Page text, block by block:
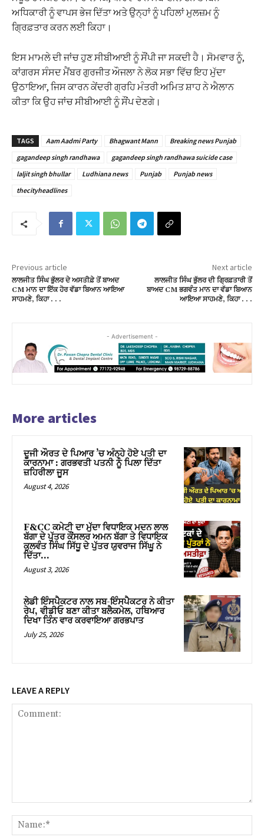
ਅਧਿਕਾਰੀ ਨੂੰ ਵਾਪਸ ਭੇਜ ਦਿੱਤਾ ਅਤੇ ਉਨ੍ਹਾਂ ਨੂੰ ਪਹਿਲਾਂ ਮੁਲਜ਼ਮ ਨੂੰ
ਗ੍ਰਿਫ਼ਤਾਰ ਕਰਨ ਲਈ ਕਿਹਾ।
ਇਸ ਮਾਮਲੇ ਦੀ ਜਾਂਚ ਹੁਣ ਸੀਬੀਆਈ ਨੂੰ ਸੌਂਪੀ ਜਾ ਸਕਦੀ ਹੈ। ਸੋਮਵਾਰ ਨੂੰ,
ਕਾਂਗਰਸ ਸੰਸਦ ਮੈਂਬਰ ਗੁਰਜੀਤ ਔਜਲਾ ਨੇ ਲੋਕ ਸਭਾ ਵਿੱਚ ਇਹ ਮੁੱਦਾ
ਉਠਾਇਆ, ਜਿਸ ਕਾਰਨ ਕੇਂਦਰੀ ਗ੍ਰਹਿ ਮੰਤਰੀ ਅਮਿਤ ਸ਼ਾਹ ਨੇ ਐਲਾਨ
ਕੀਤਾ ਕਿ ਉਹ ਜਾਂਚ ਸੀਬੀਆਈ ਨੂੰ ਸੌਂਪ ਦੇਣਗੇ।
TAGS Aam Aadmi Party Bhagwant Mann
Breaking news Punjab
gagandeep singh randhawa
gagandeep singh randhawa suicide case
laljit singh bhullar
Ludhiana news Punjab
Punjab news
thecityheadlines
Previous article
ਲਾਲਜੀਤ ਸਿੰਘ ਭੁੱਲਰ ਦੇ ਅਸਤੀਫ਼ੇ ਤੋਂ ਬਾਅਦ
CM ਮਾਨ ਦਾ ਇੱਕ ਹੋਰ ਵੱਡਾ ਬਿਆਨ ਆਇਆ
ਸਾਹਮਣੇ, ਕਿਹਾ . . .
Next article
ਲਾਲਜੀਤ ਸਿੰਘ ਭੁੱਲਰ ਦੀ ਗ੍ਰਿਫ਼ਤਾਰੀ ਤੋਂ
ਬਾਅਦ CM ਭਗਵੰਤ ਮਾਨ ਦਾ ਵੱਡਾ ਬਿਆਨ
ਆਇਆ ਸਾਹਮਣੇ, ਕਿਹਾ . . .
- Advertisement -
More articles
ਦੂਜੀ ਔਰਤ ਦੇ ਪਿਆਰ ’ਚ ਅੰਨ੍ਹੇ ਹੋਏ ਪਤੀ ਦਾ
ਕਾਰਨਾਮਾ : ਗਰਭਵਤੀ ਪਤਨੀ ਨੂੰ ਪਿਲਾ ਦਿੱਤਾ
ਜ਼ਹਿਰੀਲਾ ਜੂਸ
August 4, 2026
F&CC ਕਮੇਟੀ ਦਾ ਮੁੱਦਾ ਵਿਧਾਇਕ ਮਦਨ ਲਾਲ
ਬੱਗਾ ਦੇ ਪੁੱਤਰ ਕੌਂਸਲਰ ਅਮਨ ਬੱਗਾ ਤੇ ਵਿਧਾਇਕ
ਕੁਲਵੰਤ ਸਿੰਘ ਸਿੱਧੂ ਦੇ ਪੁੱਤਰ ਯੁਵਰਾਜ ਸਿੱਘੂ ਨੇ
ਦਿੱਤਾ...
August 3, 2026
ਲੇਡੀ ਇੰਸਪੈਕਟਰ ਨਾਲ ਸਬ-ਇੰਸਪੈਕਟਰ ਨੇ ਕੀਤਾ
ਰੇਪ, ਵੀਡੀਓ ਬਣਾ ਕੀਤਾ ਬਲੈਕਮੇਲ, ਹਥਿਆਰ
ਦਿਖਾ ਤਿੰਨ ਵਾਰ ਕਰਵਾਇਆ ਗਰਭਪਾਤ
July 25, 2026
LEAVE A REPLY